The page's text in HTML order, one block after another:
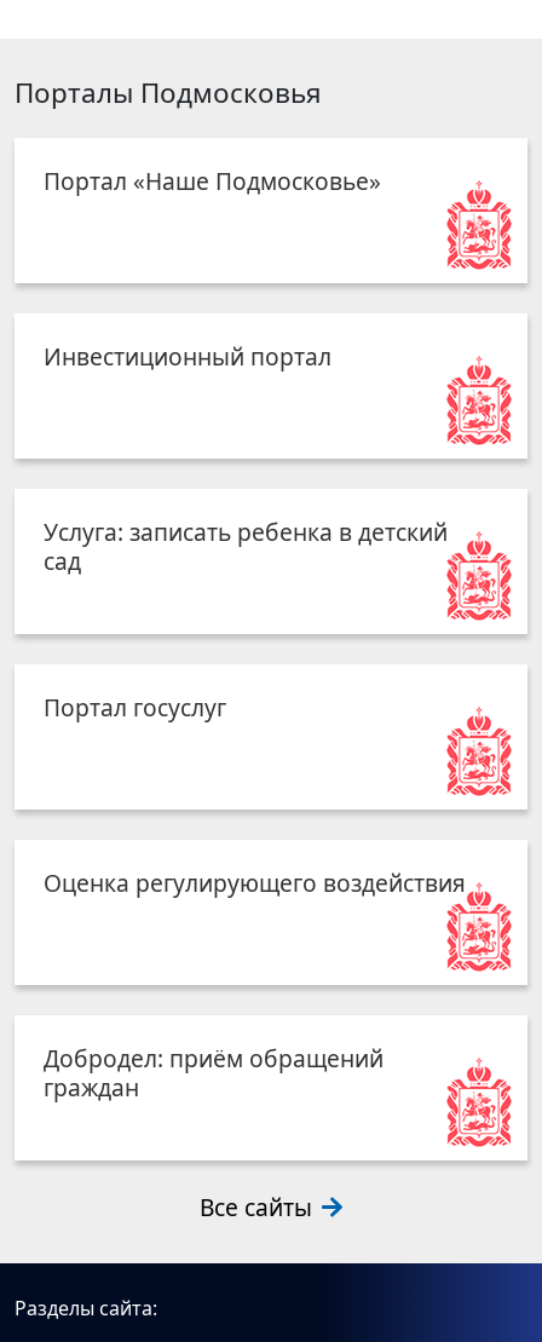
Порталы Подмосковья
Портал «Наше Подмосковье»
Инвестиционный портал
Услуга: записать ребенка в детский
сад
Портал госуслуг
Оценка регулирующего воздействия
Добродел: приём обращений
граждан
Все сайты
Разделы сайта: